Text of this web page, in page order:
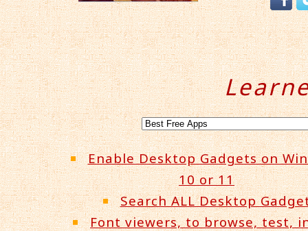
Enable Desktop Gadgets on
10 or 11
Search ALL Desktop
Font viewers, to browse, test,